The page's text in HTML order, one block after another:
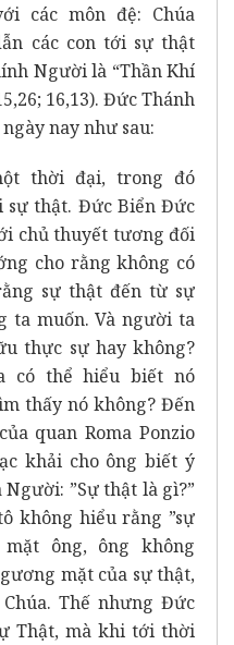
các môn đệ: Chúa
các con tới sự thật
Người là “Thần Khí
16,13). Đức Thánh
nay như sau:
thời đại, trong đó
thật. Đức Biển Đức
chủ thuyết tương đối
cho rằng không có
sự thật đến từ sự
ta muốn. Và người ta
thực sự hay không?
có thể hiểu biết nó
thấy nó không? Đến
quan Roma Ponzio
khải cho ông biết ý
”Sự thật là gì?”
không hiểu rằng ”sự
ông, ông không
mặt của sự thật,
Thế nhưng Đức
Thật, mà khi tới thời